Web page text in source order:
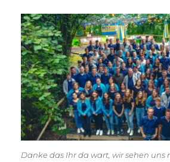
Danke das Ihr da wart, wir sehen uns